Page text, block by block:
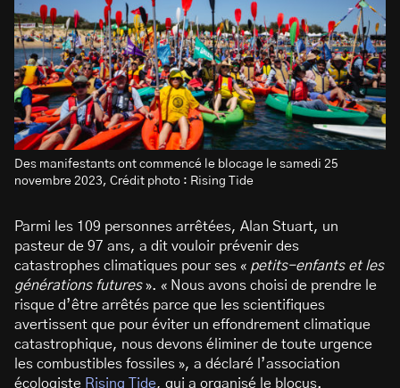
Des manifestants ont commencé le blocage le samedi 25
novembre 2023, Crédit photo : Rising Tide
Parmi les 109 personnes arrêtées, Alan Stuart, un
pasteur de 97 ans, a dit vouloir prévenir des
catastrophes climatiques pour ses « petits-enfants et les
générations futures». « Nous avons choisi de prendre le
risque d’être arrêtés parce que les scientifiques
avertissent que pour éviter un effondrement climatique
catastrophique, nous devons éliminer de toute urgence
les combustibles fossiles », a déclaré l’association
écologiste Rising Tide, qui a organisé le blocus.